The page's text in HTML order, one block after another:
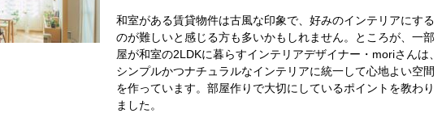
和室がある賃貸物件は古風な印象で、好みのインテリアにする
のが難しいと感じる方も多いかもしれません。ところが、一部
屋が和室の2LDKに暮らすインテリアデザイナー・moriさんは、
シンプルかつナチュラルなインテリアに統一して心地よい空間
を作っています。部屋作りで大切にしているポイントを教わり
ました。